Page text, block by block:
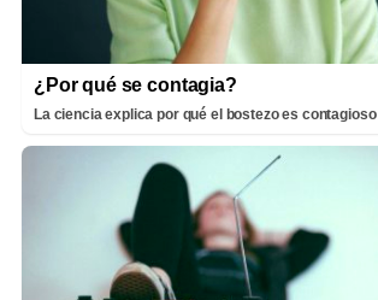
¿Por qué se contagia?
La ciencia explica por qué el bostezo es contagioso